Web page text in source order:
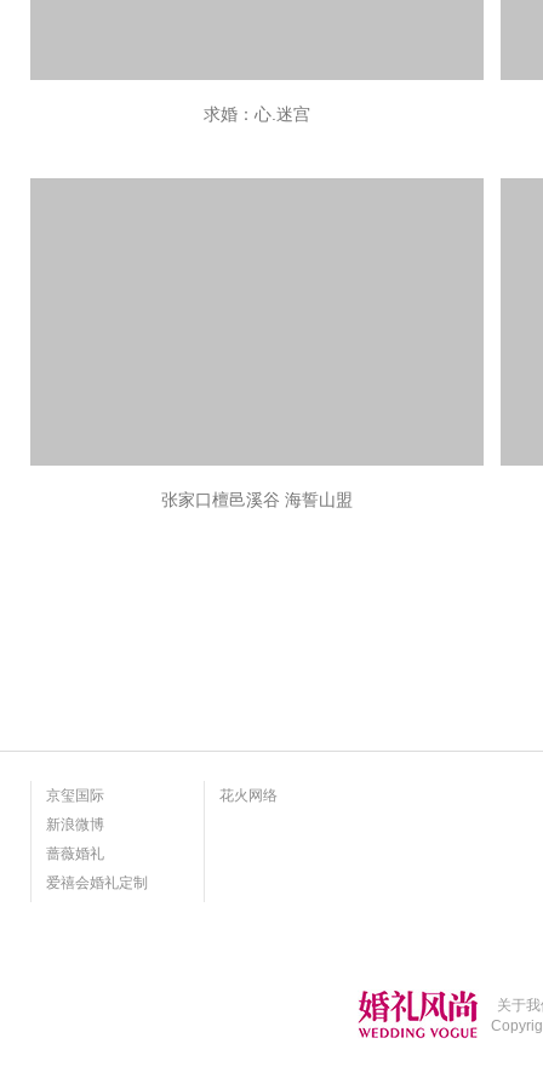
求婚：心.迷宫
张家口檀邑溪谷 海誓山盟
京玺国际
新浪微博
蔷薇婚礼
爱禧会婚礼定制
花火网络
关于